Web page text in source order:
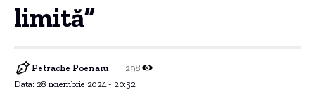
limită”
Data: 28 noiembrie 2024 - 20:52
Petrache Poenaru 298